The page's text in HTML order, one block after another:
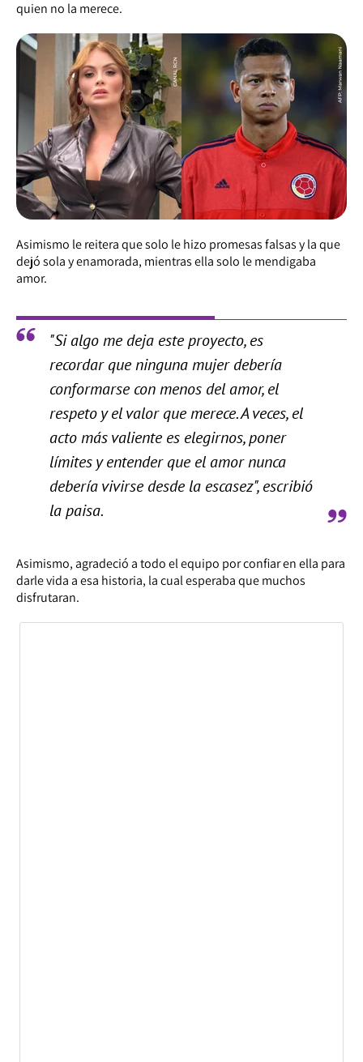
quien no la merece.
Asimismo le reitera que solo le hizo promesas falsas y la que
dejó sola y enamorada, mientras ella solo le mendigaba
amor.
"Si algo me deja este proyecto, es
recordar que ninguna mujer debería
conformarse con menos del amor, el
respeto y el valor que merece. A veces, el
acto más valiente es elegirnos, poner
límites y entender que el amor nunca
debería vivirse desde la escasez", escribió
la paisa.
Asimismo, agradeció a todo el equipo por confiar en ella para
darle vida a esa historia, la cual esperaba que muchos
disfrutaran.